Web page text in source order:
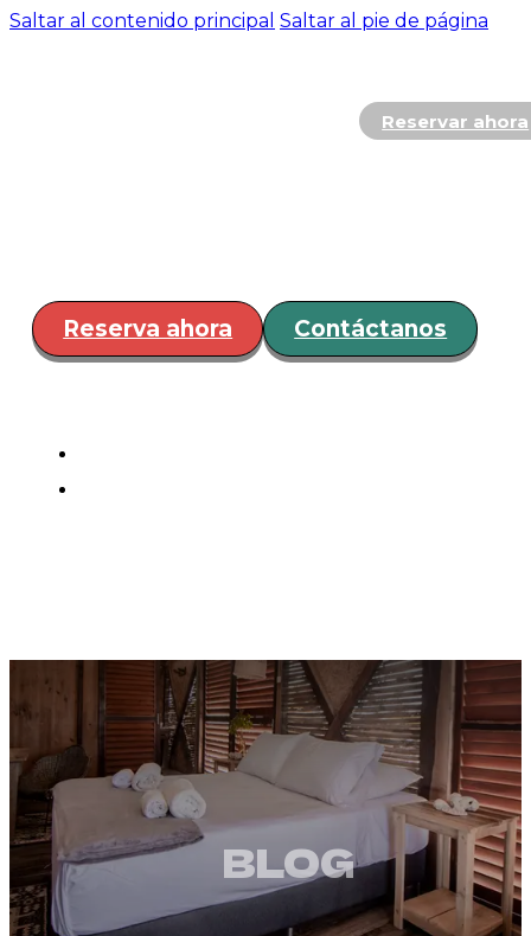
Saltar al contenido principal Saltar al pie de página
Reservar ahora
Restaurante y
Reserva ahora Contáctanos
BLOG